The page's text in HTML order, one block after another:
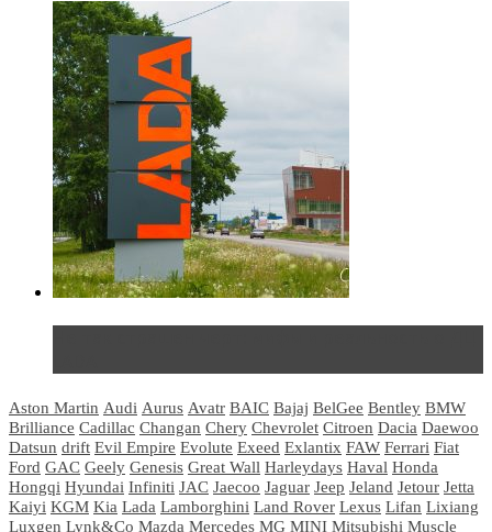
Aston Martin Audi Aurus Avatr BAIC Bajaj BelGee Bentley BMW
Brilliance Cadillac Changan Chery Chevrolet Citroen Dacia Daewoo
Datsun drift Evil Empire Evolute Exeed Exlantix FAW Ferrari Fiat
Ford GAC Geely Genesis Great Wall Harleydays Haval Honda
Hongqi Hyundai Infiniti JAC Jaecoo Jaguar Jeep Jeland Jetour Jetta
Kaiyi KGM Kia Lada Lamborghini Land Rover Lexus Lifan Lixiang
Luxgen Lynk&Co Mazda Mercedes MG MINI Mitsubishi Muscle